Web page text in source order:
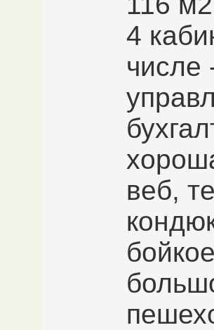
4
числе
веб,